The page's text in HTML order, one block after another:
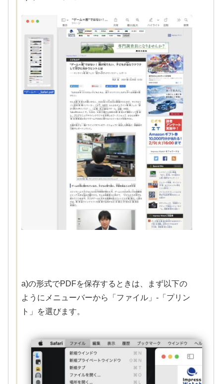
a)の形式でPDFを保存するときは、まず以下の
ようにメニューバーから「ファイル」-「プリン
ト」を選びます。